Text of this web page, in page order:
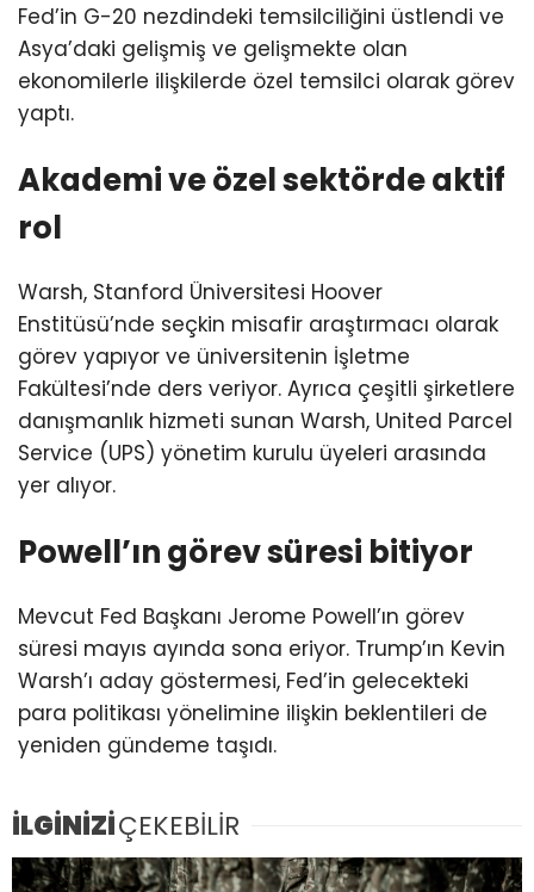
Fed’in G-20 nezdindeki temsilciliğini üstlendi ve
Asya’daki gelişmiş ve gelişmekte olan
ekonomilerle ilişkilerde özel temsilci olarak görev
yaptı.
Akademi ve özel sektörde aktif
rol
Warsh, Stanford Üniversitesi Hoover
Enstitüsü’nde seçkin misafir araştırmacı olarak
görev yapıyor ve üniversitenin İşletme
Fakültesi’nde ders veriyor. Ayrıca çeşitli şirketlere
danışmanlık hizmeti sunan Warsh, United Parcel
Service (UPS) yönetim kurulu üyeleri arasında
yer alıyor.
Powell’ın görev süresi bitiyor
Mevcut Fed Başkanı Jerome Powell’ın görev
süresi mayıs ayında sona eriyor. Trump’ın Kevin
Warsh’ı aday göstermesi, Fed’in gelecekteki
para politikası yönelimine ilişkin beklentileri de
yeniden gündeme taşıdı.
İLGİNİZİÇEKEBİLİR